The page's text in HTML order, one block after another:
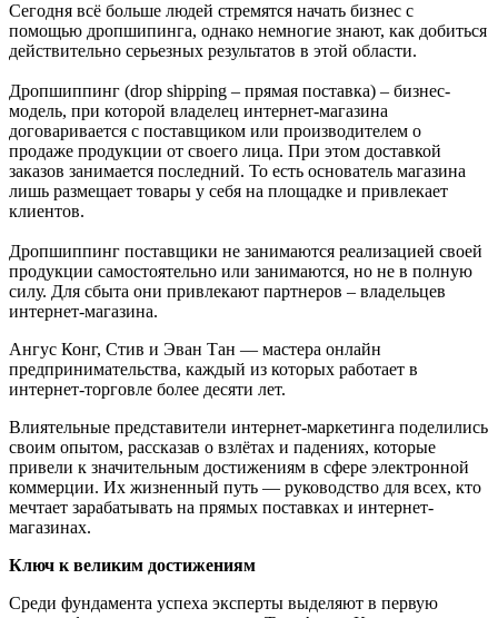
Сегодня всё больше людей стремятся начать бизнес с
помощью дропшипинга, однако немногие знают, как добиться
действительно серьезных результатов в этой области.
Дропшиппинг (drop shipping – прямая поставка) – бизнес-
модель, при которой владелец интернет-магазина
договаривается с поставщиком или производителем о
продаже продукции от своего лица. При этом доставкой
заказов занимается последний. То есть основатель магазина
лишь размещает товары у себя на площадке и привлекает
клиентов.
Дропшиппинг поставщики не занимаются реализацией своей
продукции самостоятельно или занимаются, но не в полную
силу. Для сбыта они привлекают партнеров – владельцев
интернет-магазина.
Ангус Конг, Стив и Эван Тан — мастера онлайн
предпринимательства, каждый из которых работает в
интернет-торговле более десяти лет.
Влиятельные представители интернет-маркетинга поделились
своим опытом, рассказав о взлётах и падениях, которые
привели к значительным достижениям в сфере электронной
коммерции. Их жизненный путь — руководство для всех, кто
мечтает зарабатывать на прямых поставках и интернет-
магазинах.
Ключ к великим достижениям
Среди фундамента успеха эксперты выделяют в первую